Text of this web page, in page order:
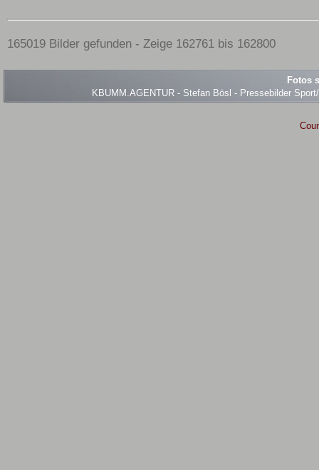
165019 Bilder gefunden - Zeige 162761 bis 162800
Fotos
KBUMM.AGENTUR - Stefan Bösl - Pressebilder